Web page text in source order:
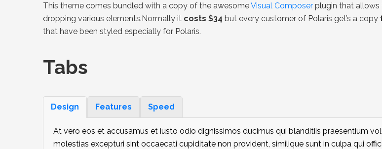
This theme comes bundled with a copy of the awesomeVisual Composer plugin that allows
dropping various elements.Normally it costs $34 but every customer of Polaris get’s a copy
that have been styled especially for Polaris.
Tabs
Design Features Speed
At vero eos et accusamus et iusto odio dignissimos ducimus qui blanditiis praesentium
molestias excepturi sint occaecati cupiditate non provident, similique sunt in culpa qui